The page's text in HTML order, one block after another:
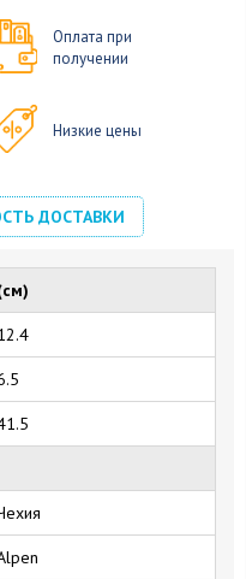
Оплата при
получении
Низкие цены
ДОСТАВКИ